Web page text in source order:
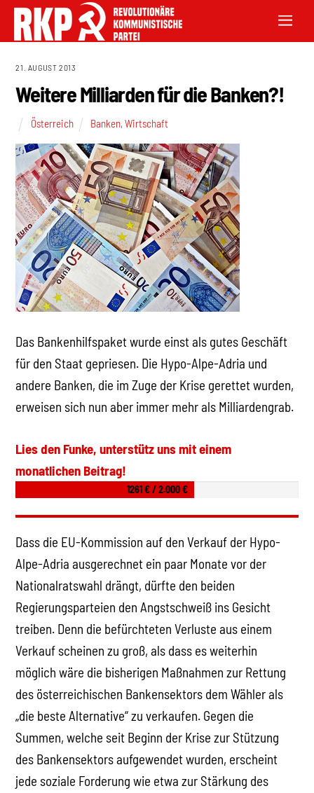
21. AUGUST 2013
Weitere Milliarden für die Banken?!
Österreich Banken,Wirtschaft
Das Bankenhilfspaket wurde einst als gutes Geschäft
für den Staat gepriesen. Die Hypo-Alpe-Adria und
andere Banken, die im Zuge der Krise gerettet wurden,
erweisen sich nun aber immer mehr als Milliardengrab.
Lies den Funke, unterstütz uns mit einem
monatlichen Beitrag!
1261 € / 2.000 €
Dass die EU-Kommission auf den Verkauf der Hypo-
Alpe-Adria ausgerechnet ein paar Monate vor der
Nationalratswahl drängt, dürfte den beiden
Regierungsparteien den Angstschweiß ins Gesicht
treiben. Denn die befürchteten Verluste aus einem
Verkauf scheinen zu groß, als dass es weiterhin
möglich wäre die bisherigen Maßnahmen zur Rettung
des österreichischen Bankensektors dem Wähler als
„die beste Alternative“ zu verkaufen. Gegen die
Summen, welche seit Beginn der Krise zur Stützung
des Bankensektors aufgewendet wurden, erscheint
jede soziale Forderung wie etwa zur Stärkung des